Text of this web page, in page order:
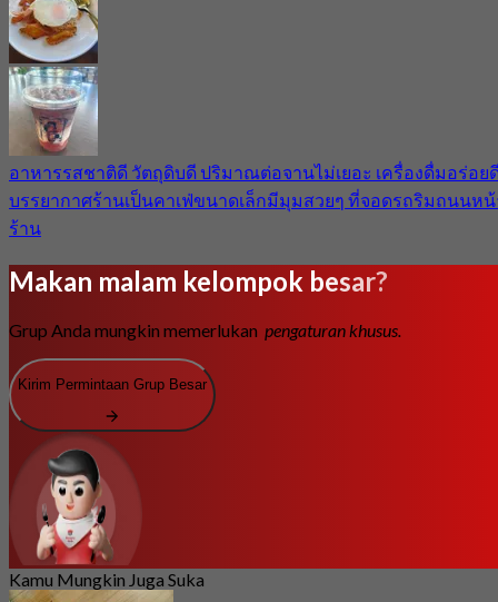
อาหารรสชาติดี วัตถุดิบดี ปริมาณต่อจานไม่เยอะ เครื่องดื่มอร่อย
บรรยากาศร้านเป็นคาเฟ่ขนาดเล็กมีมุมสวยๆ ที่จอดรถริมถนนห
ร้าน
Makan malam kelompok besar?
Grup Anda mungkin memerlukan pengaturan khusus.
Kirim Permintaan Grup Besar
Kamu Mungkin Juga Suka